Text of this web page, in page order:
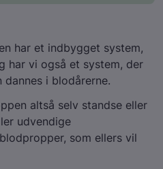
har et indbygget system,
har vi også et system, der
i blodårerne.
altså selv standse eller
udvendige
som ellers vil